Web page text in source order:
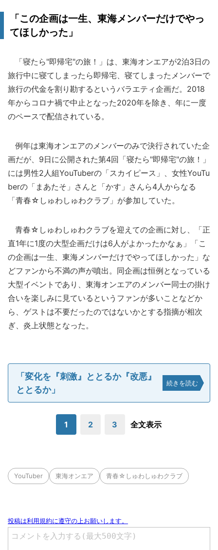
「この企画は一生、東海メンバーだけでやっ
てほしかった」
「寝たら"即帰宅"の旅！」は、東海オンエアが2泊3日の
旅行中に寝てしまったら即帰宅、寝てしまったメンバーで
旅行の代金を割り勘するというバラエティ企画だ。2018
年からコロナ禍で中止となった2020年を除き、年に一度
のペースで配信されている。
例年は東海オンエアのメンバーのみで決行されていた企
画だが、9日に公開された第4回「寝たら"即帰宅"の旅！」
には男性2人組YouTuberの「スカイピース」、女性YouTu
berの「まあたそ」さんと「かす」さんら4人からなる
「青春☆しゅわしゅわクラブ」が参加していた。
青春☆しゅわしゅわクラブを迎えての企画に対し、「正
直1年に1度の大型企画だけは6人がよかったかなぁ」「こ
の企画は一生、東海メンバーだけでやってほしかった」な
どファンから不満の声が噴出。同企画は恒例となっている
大型イベントであり、東海オンエアのメンバー同士の掛け
合いを楽しみに見ているというファンが多いことなどか
ら、ゲストは不要だったのではないかとする指摘が相次
ぎ、炎上状態となった。
「変化を『刺激』ととるか『改悪』
ととるか」
続きを読む
1 2 3 全文表示
YouTuber 東海オンエア 青春☆しゅわしゅわクラブ